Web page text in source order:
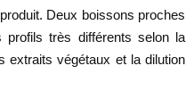
Deux boissons proches
profils très différents selon la
extraits végétaux et la dilution